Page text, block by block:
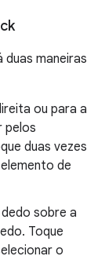
maneiras
ou para a
pelos
duas vezes
de
sobre a
Toque
o